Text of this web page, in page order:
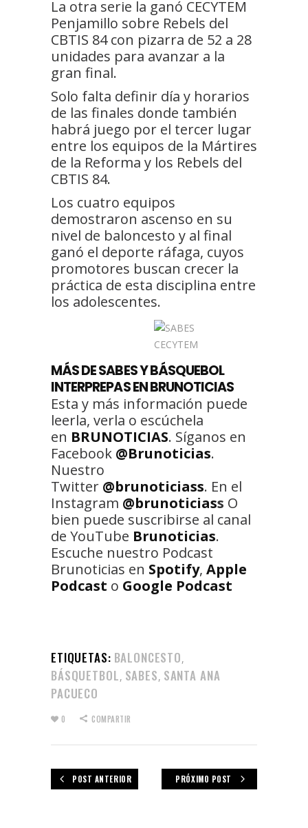
La otra serie la ganó CECYTEM
Penjamillo sobre Rebels del
CBTIS 84 con pizarra de 52 a 28
unidades para avanzar a la
gran final.
Solo falta definir día y horarios
de las finales donde también
habrá juego por el tercer lugar
entre los equipos de la Mártires
de la Reforma y los Rebels del
CBTIS 84.
Los cuatro equipos
demostraron ascenso en su
nivel de baloncesto y al final
ganó el deporte ráfaga, cuyos
promotores buscan crecer la
práctica de esta disciplina entre
los adolescentes.
MÁS DE SABES Y BÁSQUEBOL
INTERPREPAS EN BRUNOTICIAS
Esta y más información puede
leerla, verla o escúchela
en BRUNOTICIAS. Síganos en
Facebook @Brunoticias.
Nuestro
Twitter @brunoticiass. En el
Instagram @brunoticiass O
bien puede suscribirse al canal
de YouTube Brunoticias.
Escuche nuestro Podcast
Brunoticias en Spotify, Apple
Podcast o Google Podcast
ETIQUETAS: BALONCESTO,
BÁSQUETBOL, SABES, SANTA ANA
PACUECO
0 COMPARTIR
POST ANTERIOR PRÓXIMO POST